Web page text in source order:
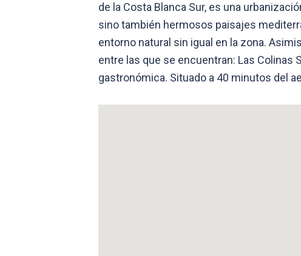
de la Costa Blanca Sur, es una
sino también hermosos paisajes
entorno natural sin igual en la zona.
entre las que se encuentran: Las Colinas
gastronómica. Situado a 40 minutos del